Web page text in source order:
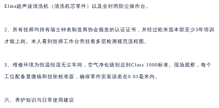
Elma超声波清洗机（清洗机芯零件）以及全封闭防尘操作台。
2、所有技师均持有瑞士钟表制造商协会颁发的认证证书，并经过欧米茄本部至少3年培训
才能上岗。本人看到技师工作台旁挂着多层检测规范流程图。
3、维修环境为恒温恒湿无尘车间，空气净化级别达到Class 1000标准。现场观察，每个
工位配备显微镜和扭矩校准器，确保零件安装误差在0.01毫米内。
六、养护知识与日常使用建议